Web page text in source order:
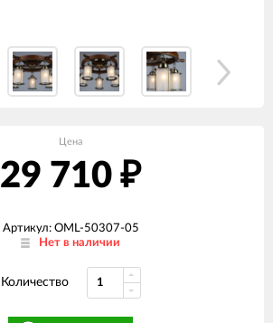
Цена
29 710 ₽
Артикул: OML-50307-05
Нет в наличии
Количество